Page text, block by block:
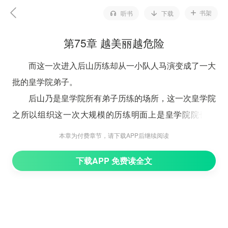
听书 下载 书架
第75章 越美丽越危险
而这一次进入后山历练却从一小队人马演变成了一大
批的皇学院弟子。
后山乃是皇学院所有弟子历练的场所，这一次皇学院
之所以组织这一次大规模的历练明面上是皇学院院长允
许，而实则上也可以说是星月国皇上授意。
让皇帝心中很是不爽。
本章为付费章节，请下载APP后继续阅读
下载APP 免费读全文